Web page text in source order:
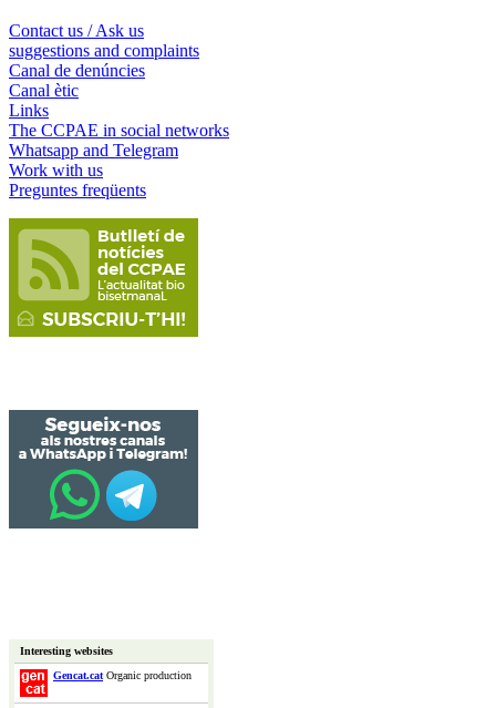
Contact us / Ask us
suggestions and complaints
Canal de denúncies
Canal ètic
Links
The CCPAE in social networks
Whatsapp and Telegram
Work with us
Preguntes freqüents
Interesting websites
Gencat.catOrganic production